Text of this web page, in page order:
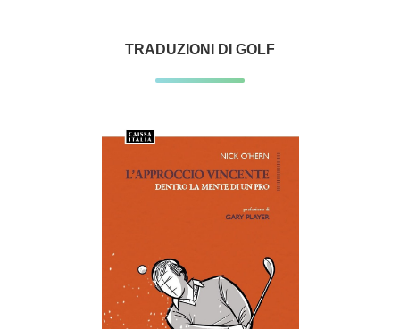
TRADUZIONI DI GOLF